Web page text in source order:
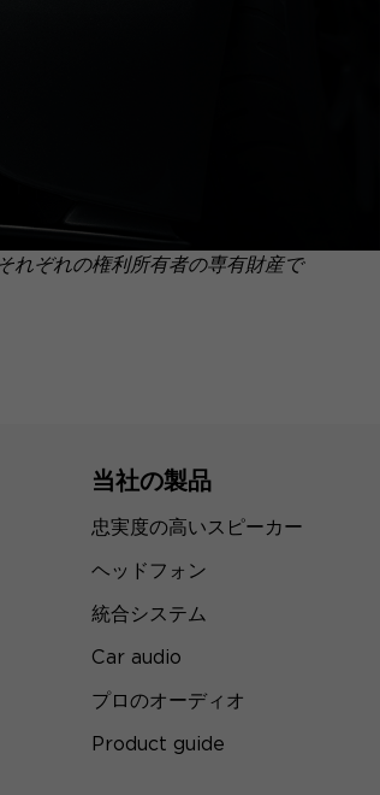
れぞれの権利所有者の専有財産で
当社の製品
忠実度の高いスピーカー
ヘッドフォン
統合システム
Car audio
プロのオーディオ
Product guide